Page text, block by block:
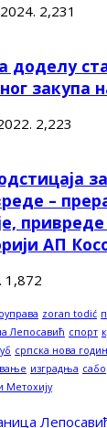
2,231
доделу
закупа
2,223
–
АП
1,872
zoran todić
Лепосавић спорт
српска нова
изградња
Метохију